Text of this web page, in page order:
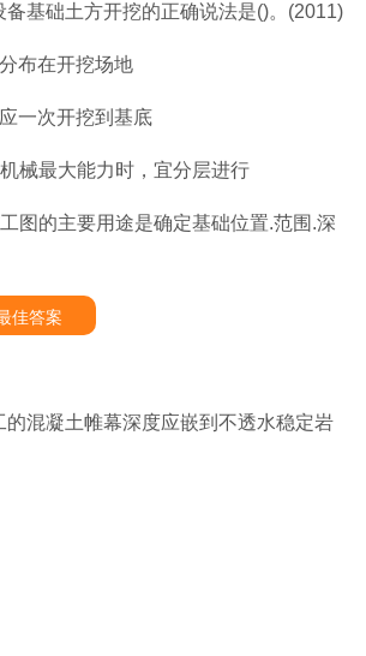
备基础土方开挖的正确说法是()。(2011)
布在开挖场地
一次开挖到基底
械最大能力时，宜分层进行
图的主要用途是确定基础位置.范围.深
佳答案
的混凝土帷幕深度应嵌到不透水稳定岩